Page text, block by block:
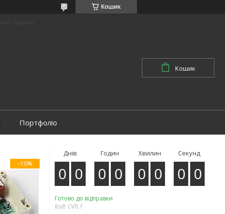
Кошик
Кошик
Портфоліо
–10%
Днів
0 0
Годин
0 0
Хвилин
0 0
Секунд
0 0
Готово до відправки
Код: CV0.1